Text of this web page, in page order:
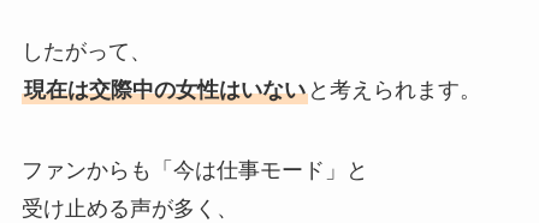
したがって、
現在は交際中の女性はいないと考えられます。
ファンからも「今は仕事モード」と
受け止める声が多く、